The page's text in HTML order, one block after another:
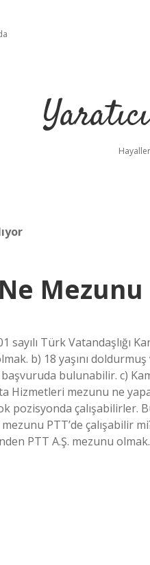
Mezunu
Türk Vatandaşlığı
b) 18 yaşını doldurmuş
bulunabilir. c)
Hizmetleri mezunu ne
pozisyonda çalışabilirler.
PTT’de çalışabilir
PTT A.Ş. mezunu